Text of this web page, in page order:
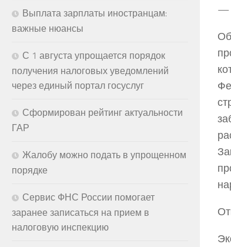
—
Выплата зарплаты иностранцам:
важные нюансы
С 1 августа упрощается порядок
получения налоговых уведомлений
через единый портал госуслуг
Сформирован рейтинг актуальности
ГАР
Жалобу можно подать в упрощенном
порядке
Сервис ФНС России помогает
заранее записаться на прием в
налоговую инспекцию